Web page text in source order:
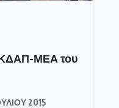
ΚΔΑΠ-ΜΕΑ του
2015